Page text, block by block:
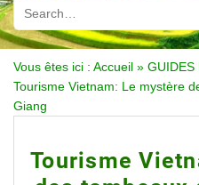
Vous êtes ici : Accueil » GUIDES
Tourisme Vietnam: Le mystère
Giang
Tourisme